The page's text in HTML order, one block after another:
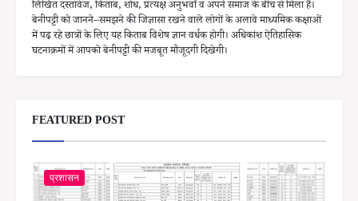
लिखित दस्तावेज, किताब, शोध, प्रत्यक्ष अनुभवों व अपने समाज के बीच से मिला है।
बेनीपट्टी को जानने–समझने की जिज्ञासा रखने वाले लोगों के अलावे माध्यमिक कक्षाओं
में पढ़ रहे छात्रों के लिए यह किताब विशेष ज्ञान वर्धक होगी। अधिकांश ऐतिहासिक
घटनाक्रमों में आपको बेनीपट्टी की मजबूत मौजूदगी दिखेगी।
FEATURED POST
प्रशासन